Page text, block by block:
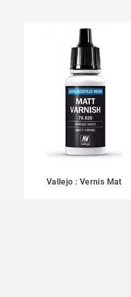
 
Vallejo : Vernis Mat